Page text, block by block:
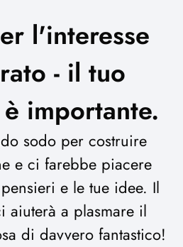
l'interesse
- il tuo
importante.
sodo per costruire
e ci farebbe piacere
e le tue idee. Il
aiuterà a plasmare il
di davvero fantastico!